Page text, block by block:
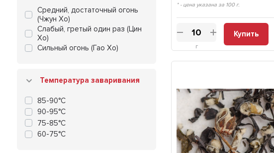
Средний, достаточный огонь
(Чжун Хо)
Слабый, гретый один раз (Цин
Хо)
Сильный огонь (Гао Хо)
Температура заваривания
85-90°С
90-95°С
75-85°С
60-75°С
* - цена указана за 100 г.
г
Купить